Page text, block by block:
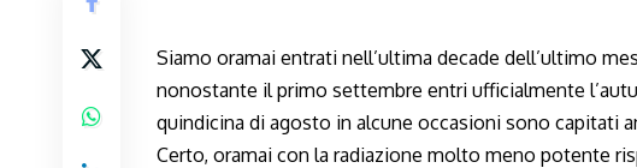
Siamo oramai entrati nell’ultima decade dell’ultimo
nonostante il primo settembre entri ufficialmente
quindicina di agosto in alcune occasioni sono capitati
Certo, oramai con la radiazione molto meno potente